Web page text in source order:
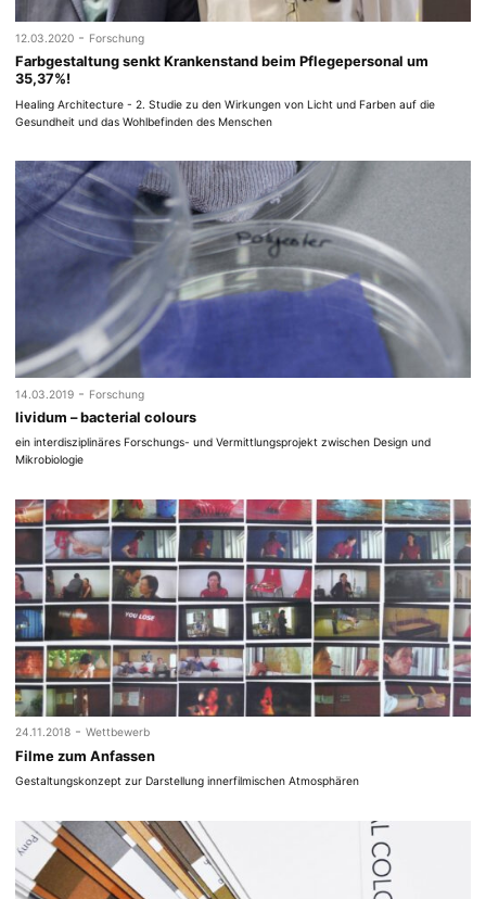
12.03.2020 - Forschung
Farbgestaltung senkt Krankenstand beim Pflegepersonal um
35,37%!
Healing Architecture - 2. Studie zu den Wirkungen von Licht und Farben auf die
Gesundheit und das Wohlbefinden des Menschen
14.03.2019 - Forschung
lividum – bacterial colours
ein interdisziplinäres Forschungs- und Vermittlungsprojekt zwischen Design und
Mikrobiologie
24.11.2018 - Wettbewerb
Filme zum Anfassen
Gestaltungskonzept zur Darstellung innerfilmischen Atmosphären